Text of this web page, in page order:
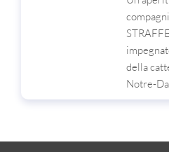
della
Notre-